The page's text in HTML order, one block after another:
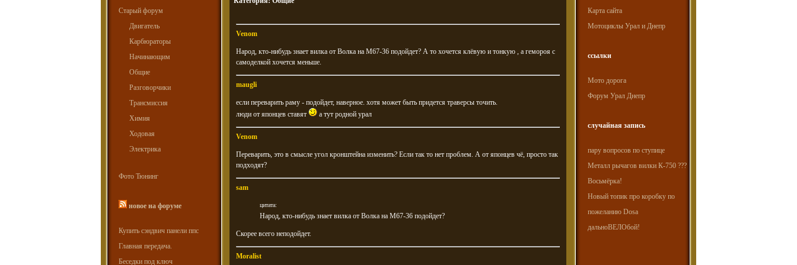
Старый форум
Двигатель
Карбюраторы
Начинающим
Общие
Разговорчики
Трансмиссия
Химия
Ходовая
Электрика
Фото Тюнинг
новое на форуме
Купить сэндвич панели ппс
Главная передача.
Беседки под ключ
Venom
Народ, кто-нибудь знает вилка от Волка на М67-36 подойдет? А то хочется клёвую и тонкую , а гемороя с
самоделкой хочется меньше.
maugli
если переварить раму - подойдет, наверное. хотя может быть придется траверсы точить.
люди от японцев ставят
а тут родной урал
Venom
Переварить, это в смысле угол кронштейна изменить? Если так то нет проблем. А от японцев чё, просто так
подходят?
sam
цитата:
Народ, кто-нибудь знает вилка от Волка на М67-36 подойдет?
Скорее всего неподойдет.
Moralist
Карта сайта
Мотоциклы Урал и Днепр
ссылки
Мото дорога
Форум Урал Днепр
случайная запись
пару вопросов по ступице
Металл рычагов вилки К-750 ???
Восьмёрка!
Новый топик про коробку по
пожеланию Dosa
дальноВЕЛОбой!